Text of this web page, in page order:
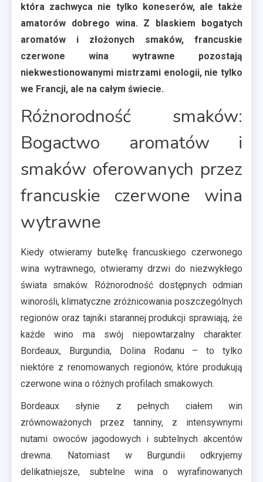
która zachwyca nie tylko koneserów, ale także
amatorów dobrego wina. Z blaskiem bogatych
aromatów i złożonych smaków, francuskie
czerwone wina wytrawne pozostają
niekwestionowanymi mistrzami enologii, nie tylko
we Francji, ale na całym świecie.
Różnorodność smaków:
Bogactwo aromatów i
smaków oferowanych przez
francuskie czerwone wina
wytrawne
Kiedy otwieramy butelkę francuskiego czerwonego
wina wytrawnego, otwieramy drzwi do niezwykłego
świata smaków. Różnorodność dostępnych odmian
winorośli, klimatyczne zróżnicowania poszczególnych
regionów oraz tajniki starannej produkcji sprawiają, że
każde wino ma swój niepowtarzalny charakter.
Bordeaux, Burgundia, Dolina Rodanu – to tylko
niektóre z renomowanych regionów, które produkują
czerwone wina o różnych profilach smakowych.
Bordeaux słynie z pełnych ciałem win
zrównoważonych przez tanniny, z intensywnymi
nutami owoców jagodowych i subtelnych akcentów
drewna. Natomiast w Burgundii odkryjemy
delikatniejsze, subtelne wina o wyrafinowanych